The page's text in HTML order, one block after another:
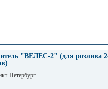
"ВЕЛЕС-2" (для розлива
Петербург